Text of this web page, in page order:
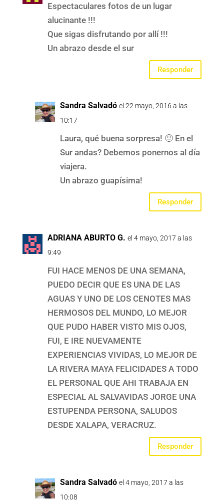
Espectaculares fotos de un lugar
alucinante !!!
Que sigas disfrutando por allí !!!
Un abrazo desde el sur
Responder
Sandra Salvadó el 22 mayo, 2016 a las
10:17
Laura, qué buena sorpresa! 🙂 En el
Sur andas? Debemos ponernos al día
viajera.
Un abrazo guapísima!
Responder
ADRIANA ABURTO G. el 4 mayo, 2017 a las
9:49
FUI HACE MENOS DE UNA SEMANA,
PUEDO DECIR QUE ES UNA DE LAS
AGUAS Y UNO DE LOS CENOTES MAS
HERMOSOS DEL MUNDO, LO MEJOR
QUE PUDO HABER VISTO MIS OJOS,
FUI, E IRE NUEVAMENTE
EXPERIENCIAS VIVIDAS, LO MEJOR DE
LA RIVERA MAYA FELICIDADES A TODO
EL PERSONAL QUE AHI TRABAJA EN
ESPECIAL AL SALVAVIDAS JORGE UNA
ESTUPENDA PERSONA, SALUDOS
DESDE XALAPA, VERACRUZ.
Responder
Sandra Salvadó el 4 mayo, 2017 a las
10:08